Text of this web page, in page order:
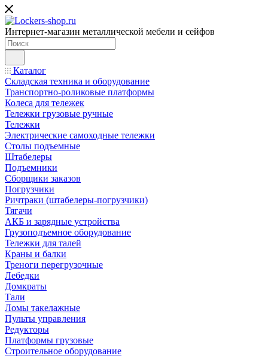
Интернет-магазин металлической мебели и сейфов
Каталог
Складская техника и оборудование
Транспортно-роликовые платформы
Колеса для тележек
Тележки грузовые ручные
Тележки
Электрические самоходные тележки
Столы подъемные
Штабелеры
Подъемники
Сборщики заказов
Погрузчики
Ричтраки (штабелеры-погрузчики)
Тягачи
АКБ и зарядные устройства
Грузоподъемное оборудование
Тележки для талей
Краны и балки
Треноги перегрузочные
Лебедки
Домкраты
Тали
Ломы такелажные
Пульты управления
Редукторы
Платформы грузовые
Строительное оборудование